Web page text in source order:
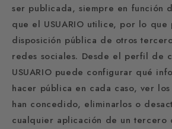
ser publicada, siempre en función
que el USUARIO utilice, por lo
disposición pública de otros
redes sociales. Desde el perfil de
USUARIO puede configurar qué
hacer pública en cada caso, ver
han concedido, eliminarlos o
cualquier aplicación de un tercero